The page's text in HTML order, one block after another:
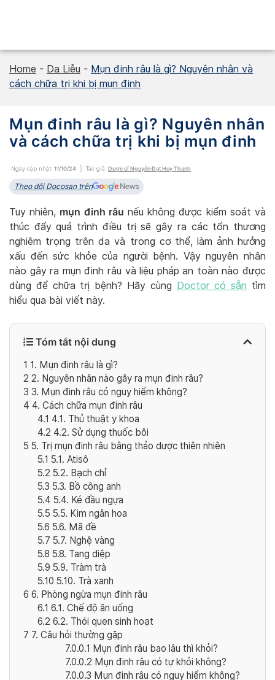
Home - Da Liễu - Mụn đinh râu là gì? Nguyên nhân và
cách chữa trị khi bị mụn đinh
Mụn đinh râu là gì? Nguyên nhân
và cách chữa trị khi bị mụn đinh
Ngày cập nhật: 11/10/24 Tác giả: Dược sĩ Nguyễn Đạt Huy Thanh
Theo dõi Docosan trên
Tuy nhiên, mụn đinh râu nếu không được kiểm soát và
thúc đẩy quá trình điều trị sẽ gây ra các tổn thương
nghiêm trọng trên da và trong cơ thể, làm ảnh hưởng
xấu đến sức khỏe của người bệnh. Vậy nguyên nhân
nào gây ra mụn đinh râu và liệu pháp an toàn nào được
dùng để chữa trị bệnh? Hãy cùng Doctor có sẵn tìm
hiểu qua bài viết này.
Tóm tắt nội dung
1 1. Mụn đinh râu là gì?
2 2. Nguyên nhân nào gây ra mụn đinh râu?
3 3. Mụn đinh râu có nguy hiểm không?
4 4. Cách chữa mụn đinh râu
4.1 4.1. Thủ thuật y khoa
4.2 4.2. Sử dụng thuốc bôi
5 5. Trị mụn đinh râu bằng thảo dược thiên nhiên
5.1 5.1. Atisô
5.2 5.2. Bạch chỉ
5.3 5.3. Bồ công anh
5.4 5.4. Ké đầu ngựa
5.5 5.5. Kim ngân hoa
5.6 5.6. Mã đề
5.7 5.7. Nghệ vàng
5.8 5.8. Tang diệp
5.9 5.9. Tràm trà
5.10 5.10. Trà xanh
6 6. Phòng ngừa mụn đinh râu
6.1 6.1. Chế độ ăn uống
6.2 6.2. Thói quen sinh hoạt
7 7. Câu hỏi thường gặp
7.0.0.1 Mụn đinh râu bao lâu thì khỏi?
7.0.0.2 Mụn đinh râu có tự khỏi không?
7.0.0.3 Mụn đinh râu có nguy hiểm không?